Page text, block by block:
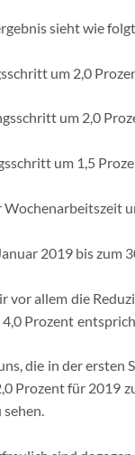
sieht wie
um 2,0
um 2,0
um 1,5
2019 bis zum
vor allem die
Prozent
die in der
Prozent für 2019
sehen.